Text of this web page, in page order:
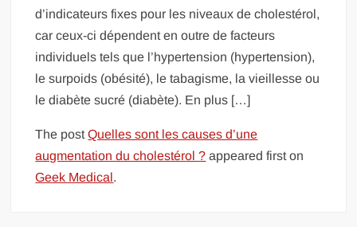
d’indicateurs fixes pour les niveaux de cholestérol,
car ceux-ci dépendent en outre de facteurs
individuels tels que l’hypertension (hypertension),
le surpoids (obésité), le tabagisme, la vieillesse ou
le diabète sucré (diabète). En plus […]
The postQuelles sont les causes d’une
augmentation du cholestérol ? appeared first on
Geek Medical.